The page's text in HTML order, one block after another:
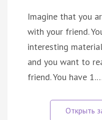
Imagine that you
with your friend.
interesting
and you want to
friend. You have